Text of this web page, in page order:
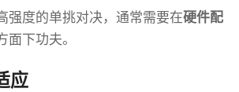
强度的单挑对决，通常需要在硬件配
面下功夫。
应